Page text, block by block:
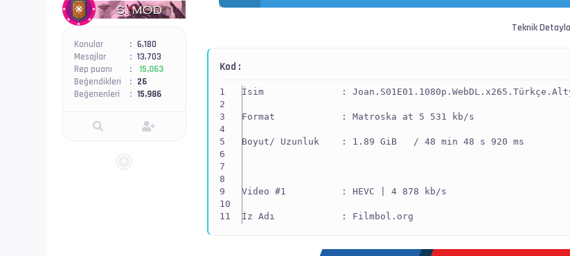
Konular
6,180
Mesajlar
13,703
Rep puanı
15,063
Beğendikleri
26
Beğenenleri
15,986
Teknik
Kod :
İsim              :
Format            : Matroska at 5 531 kb/s
Boyut/ Uzunluk    : 1.89 GiB   / 48 min 48 s 920 ms
Video #1          : HEVC | 4 878 kb/s
İz Adı            : Filmbol.org